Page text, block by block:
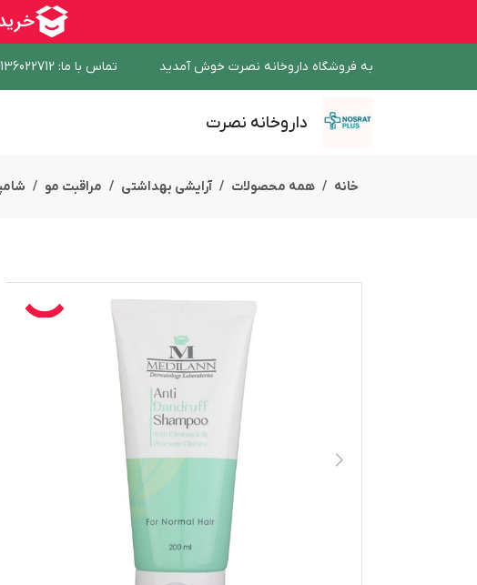
به فروشگاه داروخانه نصرت خوش آمدید تماس با ما:
داروخانه نصرت
خانه همه محصولات آرایشی بهداشتی مراقبت مو